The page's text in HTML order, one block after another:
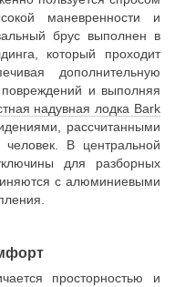
маневренности и
брус выполнен в
который проходит
дополнительную
и выполняя
надувная лодка Bark
рассчитанными
В центральной
для разборных
с алюминиевыми
просторностью и